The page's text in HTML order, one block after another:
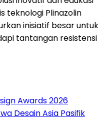
teknologi Plinazolin
inisiatif besar untuk
tantangan resistensi
Awards 2026
Desain Asia Pasifik